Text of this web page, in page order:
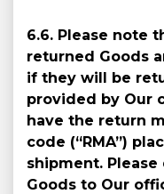
6.6. Please note
returned Goods
if they will be
provided by Our
have the return
code (“RMA”)
shipment.
Goods to Our